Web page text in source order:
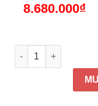
8.680.000₫
Cụm bàn làm việc